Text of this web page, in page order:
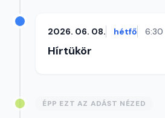
2026. 06. 08. hétfő 6:30
Hírtükör
ÉPP EZT AZ ADÁST NÉZED